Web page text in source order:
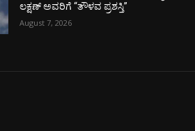
ಲಕ್ಷಣ್ ಅವರಿಗೆ “ತೌಳವ ಪ್ರಶಸ್ತಿ”
August 7, 2026